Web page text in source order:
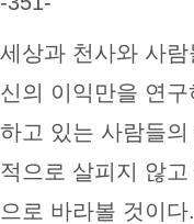
세상과 천사와 사
신의 이익만을 연
하고 있는 사람들
적으로 살피지 않
으로 바라볼 것이